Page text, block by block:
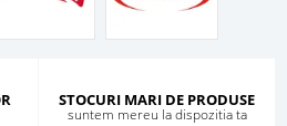
STOCURI MARI DE PRODUSE
suntem mereu la dispozitia ta